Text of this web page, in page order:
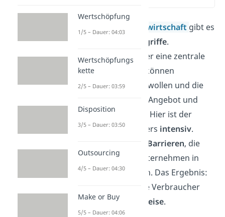
In einer freien Marktwirtschaft gibt es
wenig staatliche Eingriffe.
Wettbewerb spielt hier eine zentrale
Rolle. Unternehmen können
produzieren, was sie wollen und die
Preise werden durch Angebot und
Nachfrage bestimmt. Hier ist der
Wettbewerbbesonders intensiv.
wenige Barrieren, die
den Eintritt neuer Unternehmen in
den Markt verhindern. Das Ergebnis:
für die Verbraucher
und oftniedrigere Preise.
Wertschöpfung
1/5 – Dauer: 04:03
Wertschöpfungs
kette
2/5 – Dauer: 03:59
Disposition
3/5 – Dauer: 03:50
Outsourcing
4/5 – Dauer: 04:30
Make or Buy
5/5 – Dauer: 04:06